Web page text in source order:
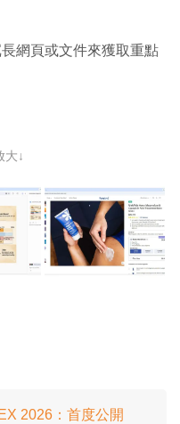
網頁或文件來獲取重點
大↓
2026：首度公開